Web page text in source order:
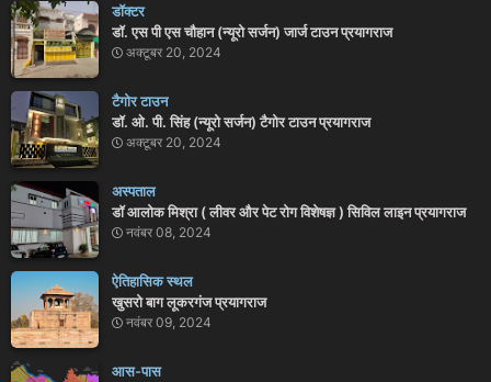
डॉक्टर
डॉ. एस पी एस चौहान (न्यूरो सर्जन) जार्ज टाउन प्रयागराज
अक्टूबर 20, 2024
टैगोर टाउन
डॉ. ओ. पी. सिंह (न्यूरो सर्जन) टैगोर टाउन प्रयागराज
अक्टूबर 20, 2024
अस्पताल
डॉ आलोक मिश्रा ( लीवर और पेट रोग विशेषज्ञ ) सिविल लाइन प्रयागराज
नवंबर 08, 2024
ऐतिहासिक स्थल
खुसरो बाग लूकरगंज प्रयागराज
नवंबर 09, 2024
आस-पास